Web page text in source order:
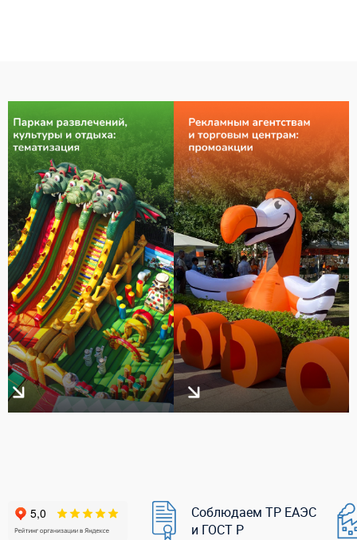
Соблюдаем ТР ЕАЭС
и ГОСТ Р